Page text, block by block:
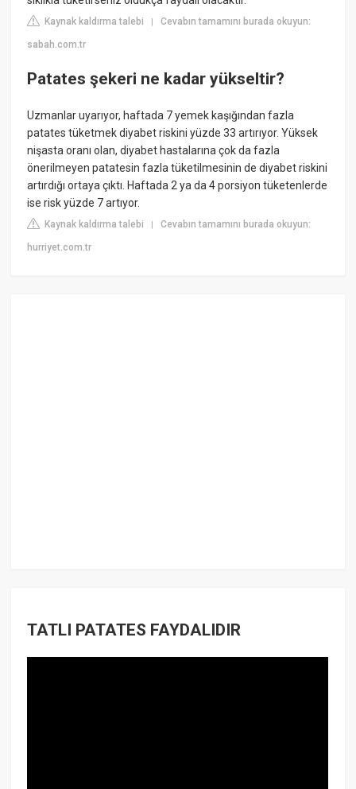
Kaynak kaldırma talebi |Cevabın tamamını burada okuyun:
sabah.com.tr
Patates şekeri ne kadar yükseltir?
Uzmanlar uyarıyor, haftada 7 yemek kaşığından fazla
patates tüketmek diyabet riskini yüzde 33 artırıyor. Yüksek
nişasta oranı olan, diyabet hastalarına çok da fazla
önerilmeyen patatesin fazla tüketilmesinin de diyabet riskini
artırdığı ortaya çıktı. Haftada 2 ya da 4 porsiyon tüketenlerde
ise risk yüzde 7 artıyor.
Kaynak kaldırma talebi |Cevabın tamamını burada okuyun:
hurriyet.com.tr
TATLI PATATES FAYDALIDIR